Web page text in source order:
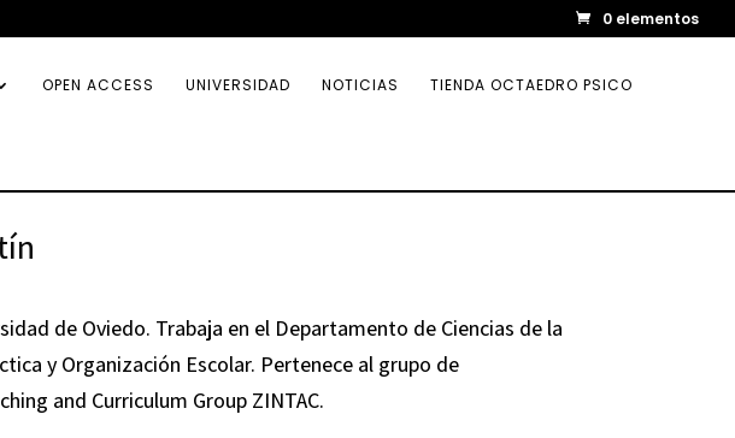
0 elementos
OPEN ACCESS UNIVERSIDAD NOTICIAS TIENDA OCTAEDRO PSICO
de Oviedo. Trabaja en el Departamento de Ciencias de la
y Organización Escolar. Pertenece al grupo de
and Curriculum Group ZINTAC.